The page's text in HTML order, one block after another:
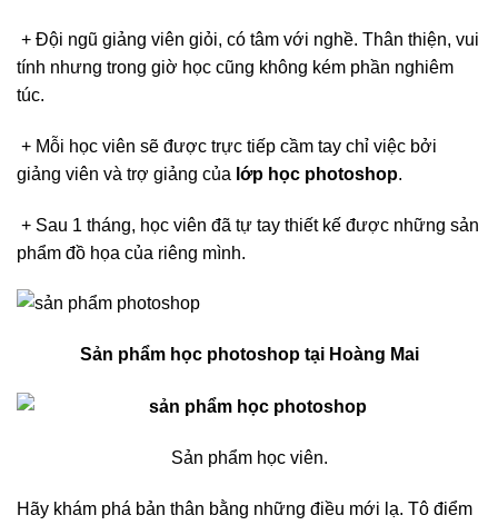
+ Đội ngũ giảng viên giỏi, có tâm với nghề. Thân thiện, vui
tính nhưng trong giờ học cũng không kém phần nghiêm
túc.
+ Mỗi học viên sẽ được trực tiếp cầm tay chỉ việc bởi
giảng viên và trợ giảng của lớp học photoshop.
+ Sau 1 tháng, học viên đã tự tay thiết kế được những sản
phẩm đồ họa của riêng mình.
Sản phẩm học photoshop tại Hoàng Mai
Sản phẩm học viên.
Hãy khám phá bản thân bằng những điều mới lạ. Tô điểm